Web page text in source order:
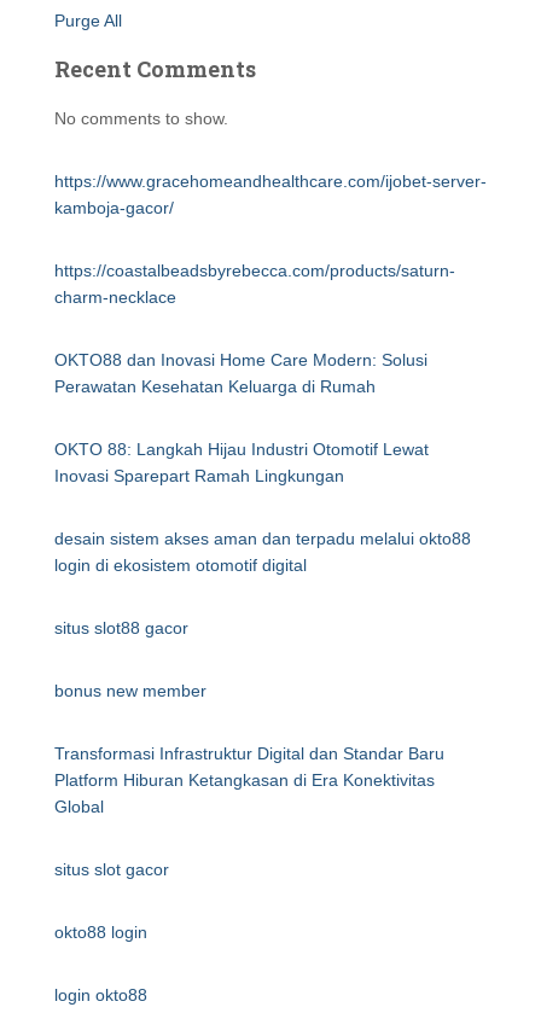
Purge All
Recent Comments
No comments to show.
https://www.gracehomeandhealthcare.com/ijobet-server-
kamboja-gacor/
https://coastalbeadsbyrebecca.com/products/saturn-
charm-necklace
OKTO88 dan Inovasi Home Care Modern: Solusi
Perawatan Kesehatan Keluarga di Rumah
OKTO 88: Langkah Hijau Industri Otomotif Lewat
Inovasi Sparepart Ramah Lingkungan
desain sistem akses aman dan terpadu melalui okto88
login di ekosistem otomotif digital
situs slot88 gacor
bonus new member
Transformasi Infrastruktur Digital dan Standar Baru
Platform Hiburan Ketangkasan di Era Konektivitas
Global
situs slot gacor
okto88 login
login okto88